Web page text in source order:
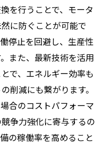
を行うことで、モータ
に防ぐことが可能で
停止を回避し、生産性
また、最新技術を活用
で、エネルギー効率も
削減にも繋がります。
合のコストパフォーマ
争力強化に寄与するの
の稼働率を高めること